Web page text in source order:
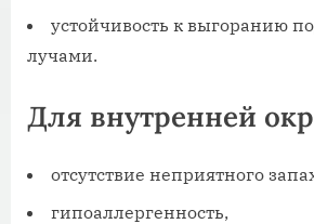
устойчивость к выгоранию
лучами.
Для внутренней
отсутствие неприятного
гипоаллергенность,